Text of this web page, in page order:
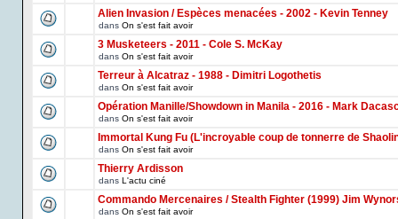
Alien Invasion / Espèces menacées - 2002 - Kevin Tenney
dans On s'est fait avoir
3 Musketeers - 2011 - Cole S. McKay
dans On s'est fait avoir
Terreur à Alcatraz - 1988 - Dimitri Logothetis
dans On s'est fait avoir
Opération Manille/Showdown in Manila - 2016 - Mark
dans On s'est fait avoir
Immortal Kung Fu (L'incroyable coup de tonnerre de
dans On s'est fait avoir
Thierry Ardisson
dans L'actu ciné
Commando Mercenaires / Stealth Fighter (1999) Jim
dans On s'est fait avoir